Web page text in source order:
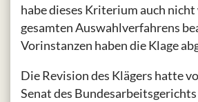
habe dieses Kriterium auch nicht
gesamten Auswahlverfahrens
Vorinstanzen haben die Klage
Die Revision des Klägers hatte
Senat des